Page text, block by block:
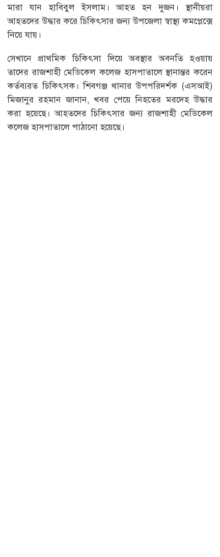
মারা যান হাবিবুল ইসলাম। আহত হন দুজন। স্থানীয়রা
আহতদের উদ্ধার করে চিকিৎসার জন্য উপজেলা স্বাস্থ্য কমপ্লেক্সে
নিয়ে যায়।
সেখানে প্রাথমিক চিকিৎসা দিয়ে অবস্থার অবনতি হওয়ায়
তাদের রাজশাহী মেডিকেল কলেজ হাসপাতালে স্থানান্তর করেন
কর্তব্যরত চিকিৎসক। শিবগঞ্জ থানার উপপরিদর্শক (এসআই)
মিজানুর রহমান জানান, খবর পেয়ে নিহতের মরদেহ উদ্ধার
করা হয়েছে। আহতদের চিকিৎসার জন্য রাজশাহী মেডিকেল
কলেজ হাসপাতালে পাঠানো হয়েছে।